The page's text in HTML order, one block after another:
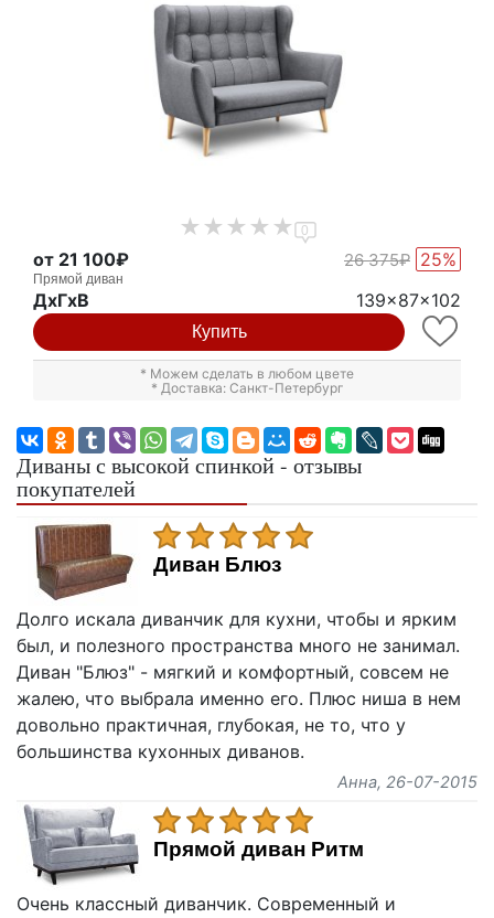
0
от 21 100₽ 26 375₽ 25%
Прямой диван
ДxГxВ 139x87x102
Купить
* Можем сделать в любом цвете
* Доставка: Санкт-Петербург
Диваны с высокой спинкой - отзывы
покупателей
Диван Блюз
Долго искала диванчик для кухни, чтобы и ярким
был, и полезного пространства много не занимал.
Диван "Блюз" - мягкий и комфортный, совсем не
жалею, что выбрала именно его. Плюс ниша в нем
довольно практичная, глубокая, не то, что у
большинства кухонных диванов.
Анна, 26-07-2015
Прямой диван Ритм
Очень классный диванчик. Современный и